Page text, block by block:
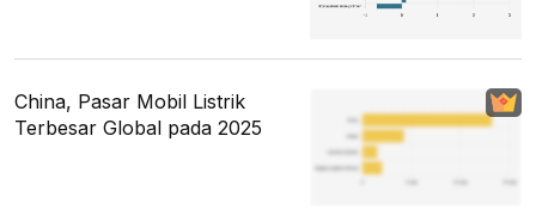
China, Pasar Mobil Listrik
Terbesar Global pada 2025